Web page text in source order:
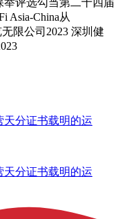
Asia-China从
限公司2023 深圳健
天分证书载明的运
天分证书载明的运